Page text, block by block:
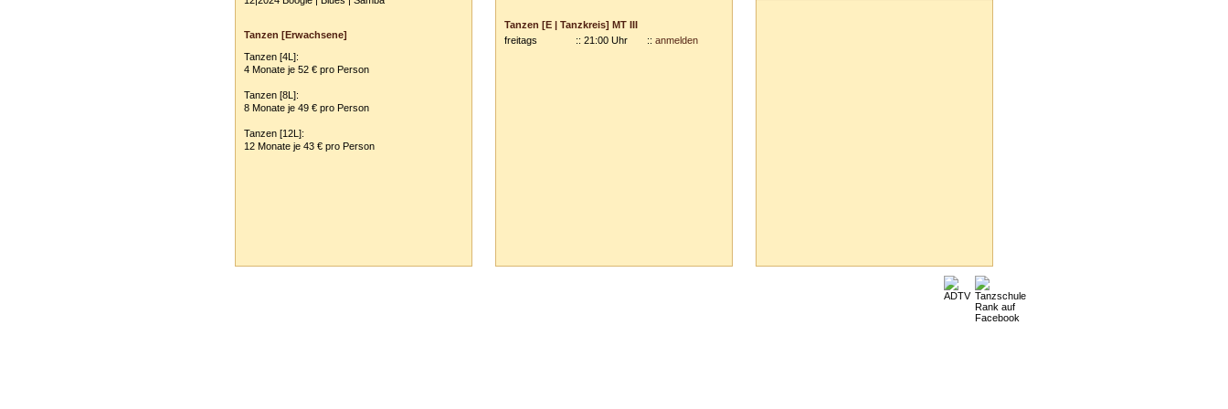
Tanzen [Erwachsene]
Tanzen [4L]:
4 Monate je 52 € pro Person
Tanzen [8L]:
8 Monate je 49 € pro Person
Tanzen [12L]:
12 Monate je 43 € pro Person
Tanzen [E | Tanzkreis] MT III
freitags
:: 21:00 Uhr :: anmelden
Anschrift: